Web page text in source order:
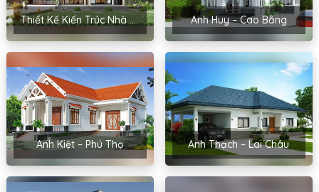
Thiết Kế Kiến Trúc Nhà Cấp 4 Của Chị Hoa – Hải Phòng Anh Huy – Cao Bằng
Anh Kiệt – Phú Thọ Anh Thạch – Lai Châu